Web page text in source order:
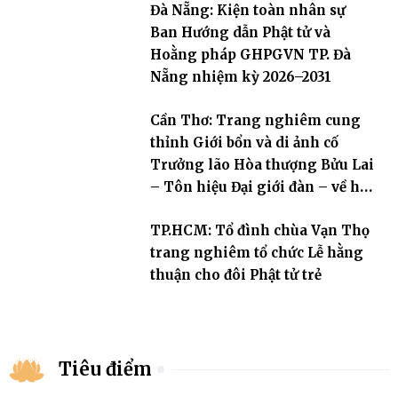
Đà Nẵng: Kiện toàn nhân sự
Ban Hướng dẫn Phật tử và
Hoằng pháp GHPGVN TP. Đà
Nẵng nhiệm kỳ 2026–2031
Cần Thơ: Trang nghiêm cung
thỉnh Giới bổn và di ảnh cố
Trưởng lão Hòa thượng Bửu Lai
– Tôn hiệu Đại giới đàn – về hai
TP.HCM: Tổ đình chùa Vạn Thọ
trang nghiêm tổ chức Lễ hằng
thuận cho đôi Phật tử trẻ
Tiêu điểm